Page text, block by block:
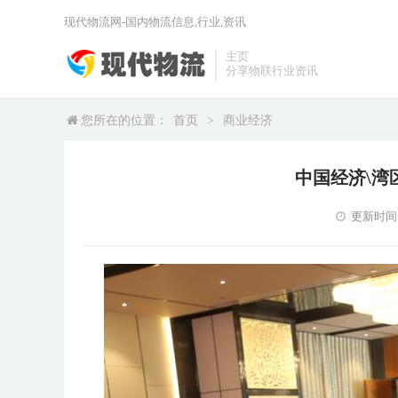
主页
分享物联行业资讯
现代物流网-国内物流信息,行业,资讯
您所在的位置： 首页 > 商业经济
中国经济\湾
更新时